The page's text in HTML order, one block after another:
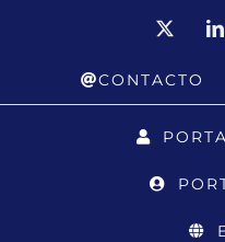
CONTACTO